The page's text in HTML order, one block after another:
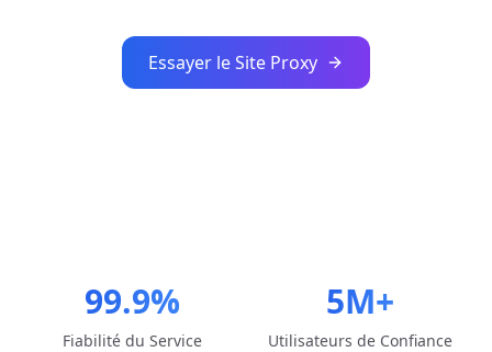
Essayer le Site Proxy
99.9%
Fiabilité du Service
5M+
Utilisateurs de Confiance